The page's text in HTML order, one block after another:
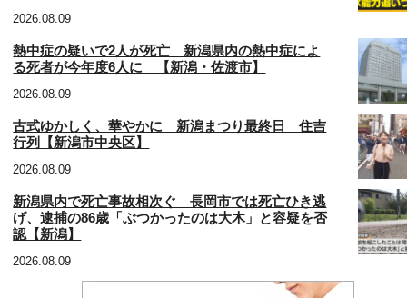
2026.08.09
熱中症の疑いで2人が死亡 新潟県内の熱中症によ
る死者が今年度6人に 【新潟・佐渡市】
2026.08.09
古式ゆかしく、華やかに 新潟まつり最終日 住吉
行列【新潟市中央区】
2026.08.09
新潟県内で死亡事故相次ぐ 長岡市では死亡ひき逃
げ、逮捕の86歳「ぶつかったのは大木」と容疑を否
認【新潟】
2026.08.09